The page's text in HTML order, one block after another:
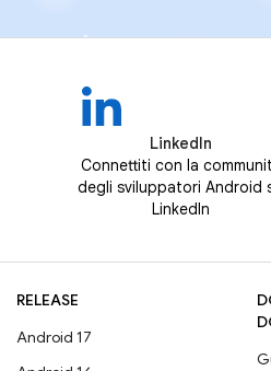
LinkedIn
Connettiti con la
degli sviluppatori Android
LinkedIn
RELEASE
Android 17